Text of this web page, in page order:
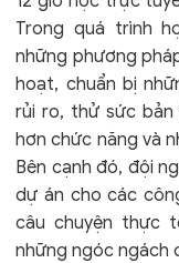
Trong quá trình
những phương
hoạt, chuẩn bị
rủi ro, thử sức
hơn chức năng và
Bên cạnh đó, đội
dự án cho các
câu chuyện thực
những ngóc ngách